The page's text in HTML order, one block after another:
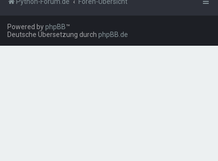
Powered byphpBB™
Deutsche Übersetzung durch phpBB.de